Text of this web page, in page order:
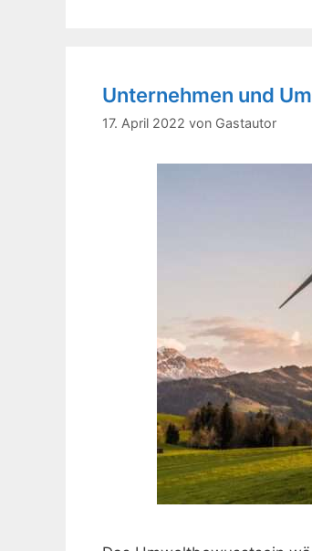
Unternehmen und
17. April 2022 von Gastautor